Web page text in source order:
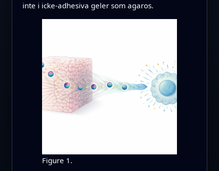
inte i icke‑adhesiva geler som agaros.
Figure 1.